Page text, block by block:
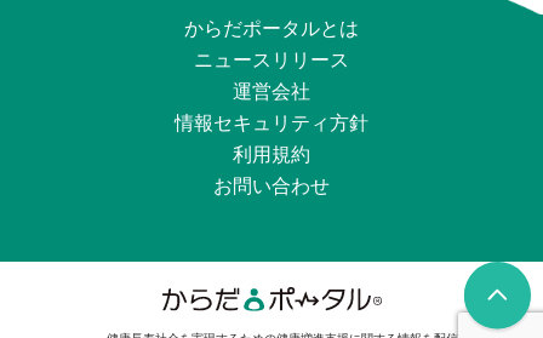
からだポータルとは
ニュースリリース
運営会社
情報セキュリティ⽅針
利用規約
お問い合わせ